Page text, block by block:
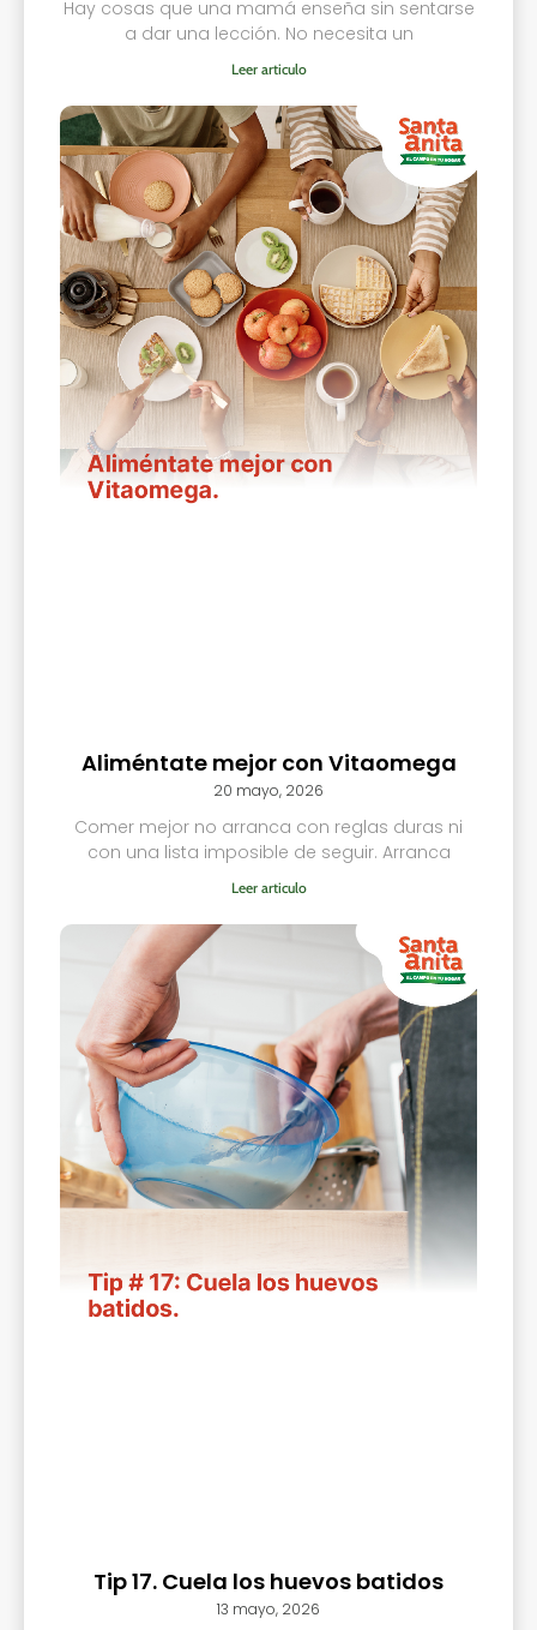
Hay cosas que una mamá enseña sin sentarse
a dar una lección. No necesita un
Leer articulo
Aliméntate mejor con Vitaomega
20 mayo, 2026
Comer mejor no arranca con reglas duras ni
con una lista imposible de seguir. Arranca
Leer articulo
Tip 17. Cuela los huevos batidos
13 mayo, 2026